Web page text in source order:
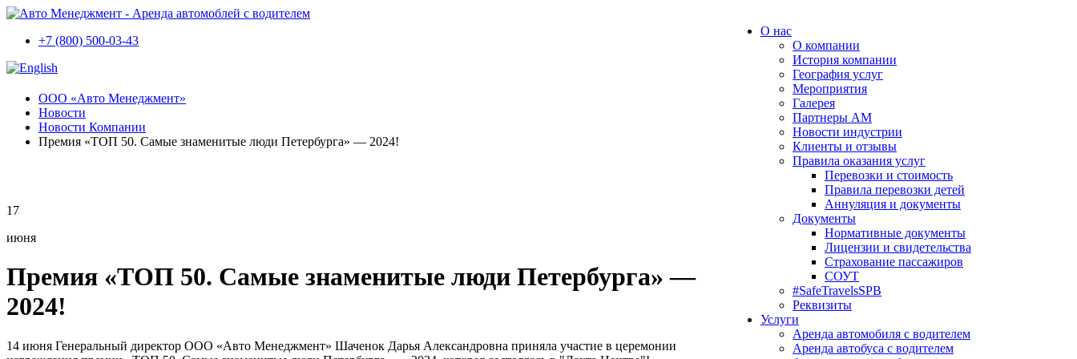
+7 (800) 500-03-43
О нас
О компании
История компании
География услуг
Мероприятия
Галерея
Партнеры АМ
Новости индустрии
Клиенты и отзывы
Правила оказания услуг
Перевозки и стоимость
Правила перевозки детей
Аннуляция и документы
Документы
Нормативные документы
Лицензии и свидетельства
Страхование пассажиров
СОУТ
#SafeTravelsSPB
Реквизиты
Услуги
Аренда автомобиля с водителем
Аренда автобуса с водителем
ООО «Авто Менеджмент»
Новости
Новости Компании
Премия «ТОП 50. Самые знаменитые люди Петербурга» — 2024!
17
июня
Премия «ТОП 50. Самые знаменитые люди Петербурга» —
2024!
14 июня Генеральный директор ООО «Авто Менеджмент» Шаченок Дарья Александровна приняла участие в церемонии